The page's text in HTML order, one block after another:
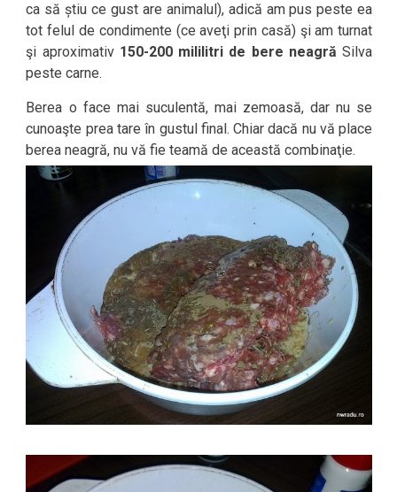
ca să știu ce gust are animalul), adică am pus peste ea
tot felul de condimente (ce aveţi prin casă) şi am turnat
şi aproximativ 150-200 mililitri de bere neagră Silva
peste carne.
Berea o face mai suculentă, mai zemoasă, dar nu se
cunoaşte prea tare în gustul final. Chiar dacă nu vă place
berea neagră, nu vă fie teamă de această combinaţie.